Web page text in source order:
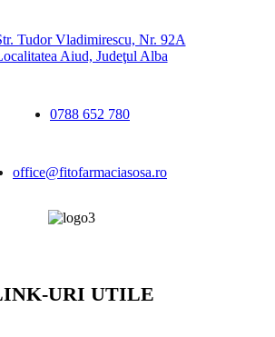
Tudor Vladimirescu, Nr. 92A
Aiud, Judeţul Alba
0788 652 780
office@fitofarmaciasosa.ro
URI UTILE